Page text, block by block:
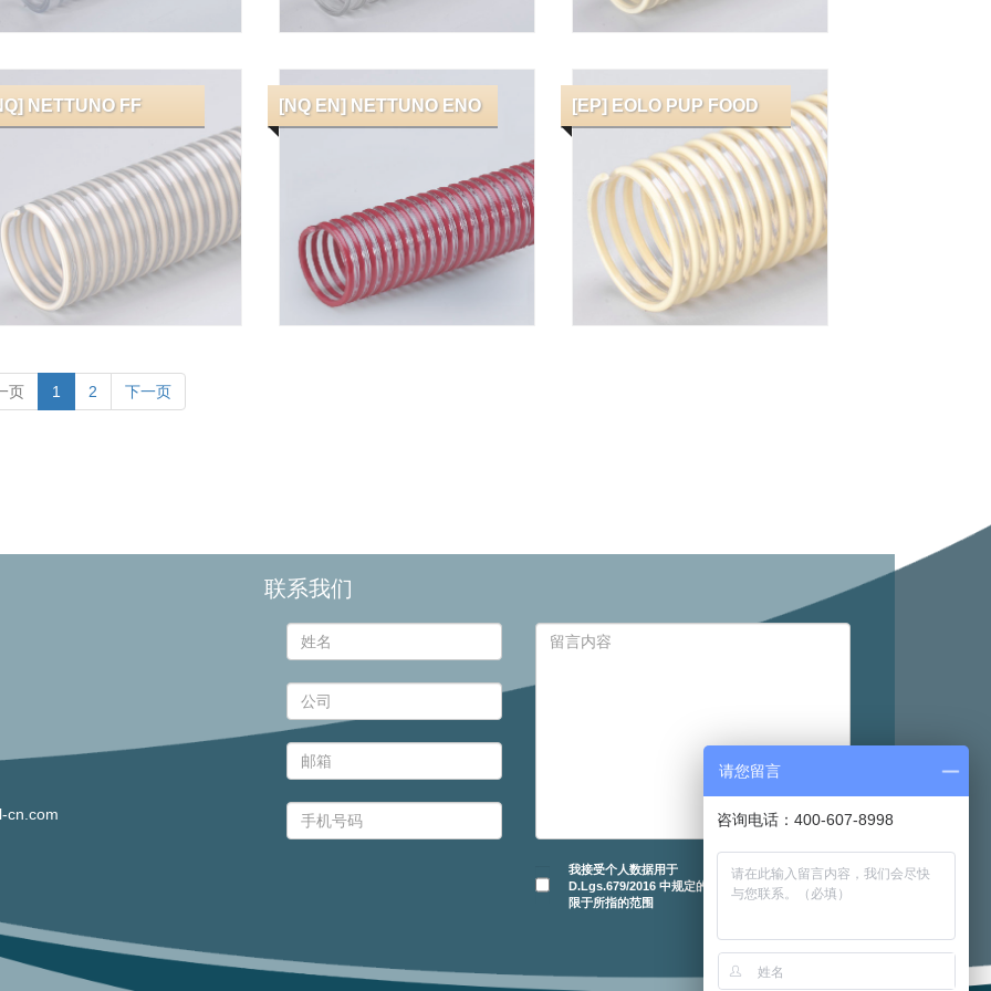
NETTUNO FF [NQ EN] NETTUNO ENO [EP] EOLO PUP FOOD
页 1 2 下一页
cn.com
联系我们
我接受个人数据用于
D.Lgs.679/2016 中规定的目的并仅
限于所指的范围
请您留言
咨询电话：400-607-8998